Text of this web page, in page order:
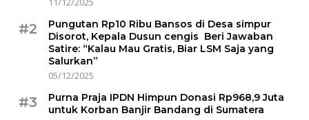
#2
Pungutan Rp10 Ribu Bansos di Desa simpur
Disorot, Kepala Dusun cengis Beri Jawaban
Satire: “Kalau Mau Gratis, Biar LSM Saja yang
Salurkan”
05/12/2025
#3
Purna Praja IPDN Himpun Donasi Rp968,9 Juta
untuk Korban Banjir Bandang di Sumatera